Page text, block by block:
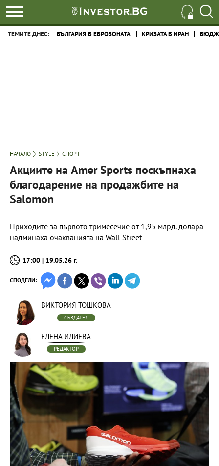
ТЕМИТЕ ДНЕС: БЪЛГАРИЯ В ЕВРОЗОНАТА КРИЗАТА В ИРАН
НАЧАЛО STYLE СПОРТ
Акциите на Amer Sports поскъпнаха
благодарение на продажбите на
Salomon
Приходите за първото тримесечие от 1,95 млрд. долара
надминаха очакванията на Wall Street
17:00 | 19.05.26 г.
СПОДЕЛИ:
ВИКТОРИЯ ТОШКОВА
СЪЗДАТЕЛ
ЕЛЕНА ИЛИЕВА
РЕДАКТОР